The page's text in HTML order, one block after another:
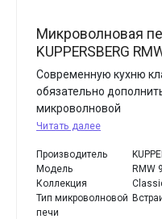
Микроволновая
KUPPERSBERG
Современную кухню
обязательно
микроволновой
Читать далее
Производитель
Модель
RMW
Коллекция
Тип микроволновой
печи